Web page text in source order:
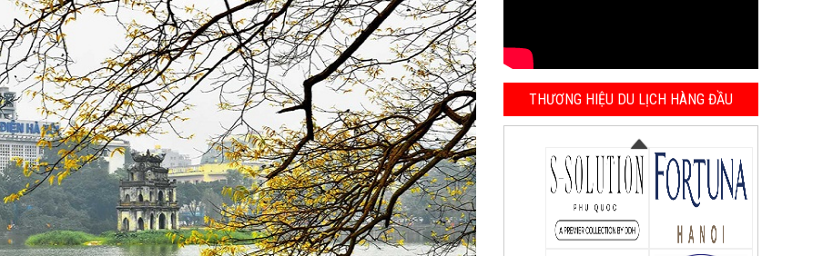
THƯƠNG HIỆU DU LỊCH HÀNG ĐẦU